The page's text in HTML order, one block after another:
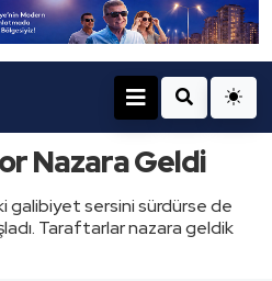
Nazara Geldi
galibiyet sersini sürdürse de
Taraftarlar nazara geldik